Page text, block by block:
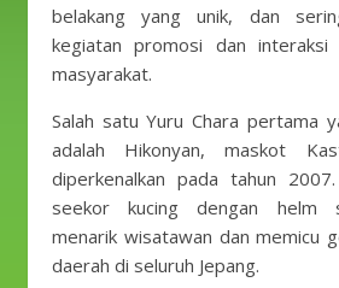
belakang yang unik, dan
kegiatan promosi dan interaksi
masyarakat.
Salah satu Yuru Chara pertama
adalah Hikonyan, maskot
diperkenalkan pada tahun
seekor kucing dengan helm
menarik wisatawan dan memicu
daerah di seluruh Jepang.